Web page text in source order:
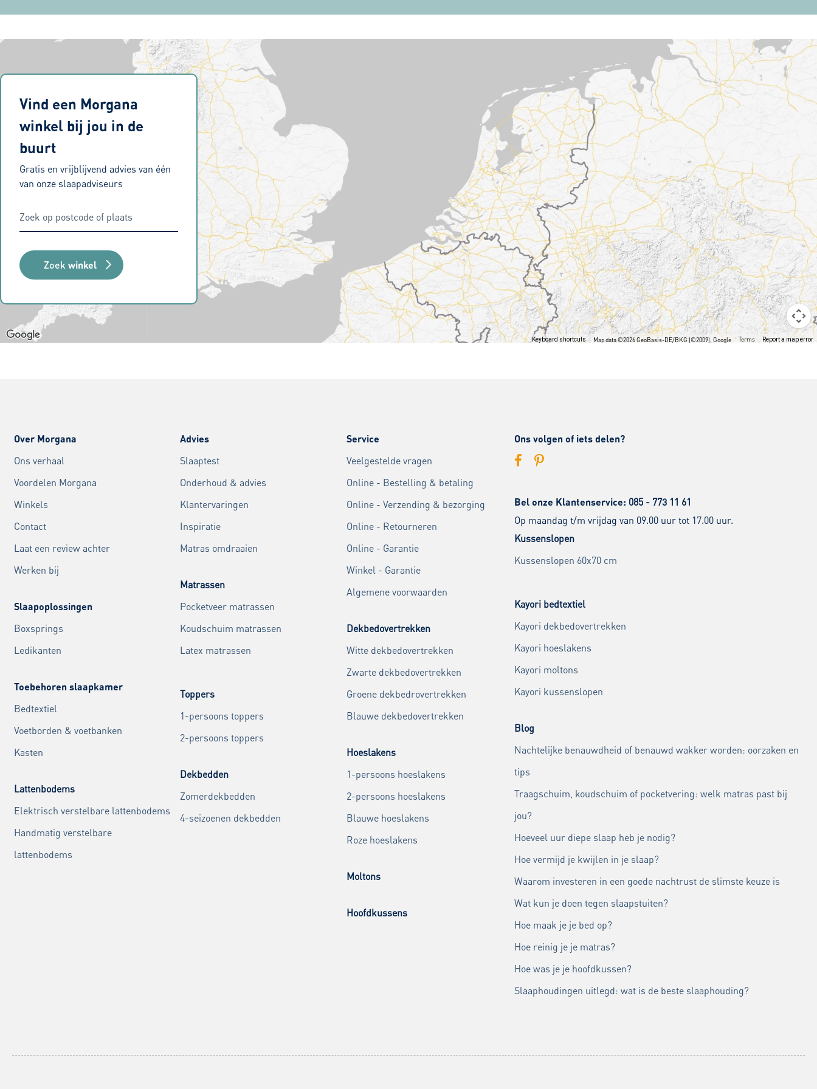
Vind een Morgana
winkel bij jou in de
buurt
Gratis en vrijblijvend advies van één
van onze slaapadviseurs
Zoek winkel
Keyboard shortcuts Map data ©2026 GeoBasis-DE/BKG (©2009), Google Terms Report a map error
Over Morgana
Ons verhaal
Voordelen Morgana
Winkels
Contact
Laat een review achter
Werken bij
Slaapoplossingen
Boxsprings
Ledikanten
Toebehoren slaapkamer
Bedtextiel
Voetborden & voetbanken
Kasten
Lattenbodems
Elektrisch verstelbare lattenbodems
Handmatig verstelbare
lattenbodems
Advies
Slaaptest
Onderhoud & advies
Klantervaringen
Inspiratie
Matras omdraaien
Matrassen
Pocketveer matrassen
Koudschuim matrassen
Latex matrassen
Toppers
1-persoons toppers
2-persoons toppers
Dekbedden
Zomerdekbedden
4-seizoenen dekbedden
Service
Veelgestelde vragen
Online - Bestelling & betaling
Online - Verzending & bezorging
Online - Retourneren
Online - Garantie
Winkel - Garantie
Algemene voorwaarden
Dekbedovertrekken
Witte dekbedovertrekken
Zwarte dekbedovertrekken
Groene dekbedrovertrekken
Blauwe dekbedovertrekken
Hoeslakens
1-persoons hoeslakens
2-persoons hoeslakens
Blauwe hoeslakens
Roze hoeslakens
Moltons
Hoofdkussens
Ons volgen of iets delen?
Bel onze Klantenservice: 085 - 773 11 61
Op maandag t/m vrijdag van 09.00 uur tot 17.00 uur.
Kussenslopen
Kussenslopen 60x70 cm
Kayori bedtextiel
Kayori dekbedovertrekken
Kayori hoeslakens
Kayori moltons
Kayori kussenslopen
Blog
Nachtelijke benauwdheid of benauwd wakker worden: oorzaken en
tips
Traagschuim, koudschuim of pocketvering: welk matras past bij
jou?
Hoeveel uur diepe slaap heb je nodig?
Hoe vermijd je kwijlen in je slaap?
Waarom investeren in een goede nachtrust de slimste keuze is
Wat kun je doen tegen slaapstuiten?
Hoe maak je je bed op?
Hoe reinig je je matras?
Hoe was je je hoofdkussen?
Slaaphoudingen uitlegd: wat is de beste slaaphouding?